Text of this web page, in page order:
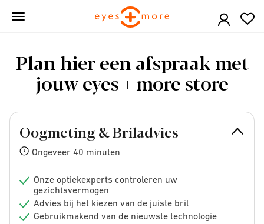
Skip
Plan hier een afspraak met
jouw eyes + more store
Oogmeting & Briladvies
Ongeveer 40 minuten
Onze optiekexperts controleren uw
gezichtsvermogen
Advies bij het kiezen van de juiste bril
Gebruikmakend van de nieuwste technologie